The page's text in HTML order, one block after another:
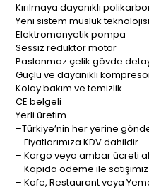
Kırılmaya dayanıklı
Yeni sistem musluk teknolojisi
Elektromanyetik pompa
Sessiz redüktör motor
Paslanmaz çelik gövde
Güçlü ve dayanıklı
Kolay bakım ve temizlik
CE belgeli
Yerli üretim
–Türkiye’nin her yerine
– Fiyatlarımıza KDV dahildir.
– Kargo veya ambar ücreti
– Kapıda ödeme ile
– Kafe, Restaurant veya